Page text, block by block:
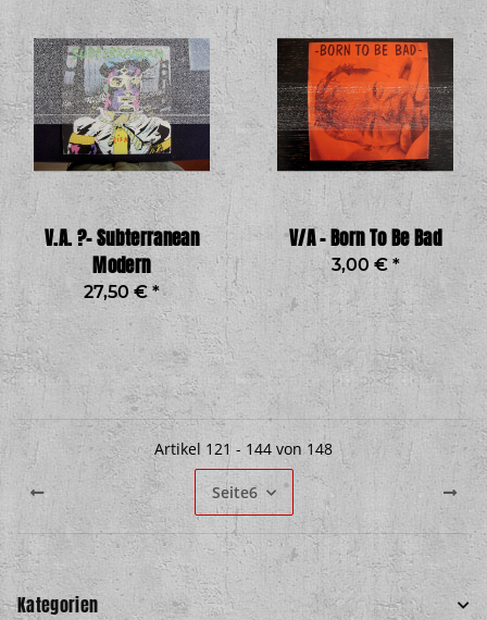
V.A. ?– Subterranean
Modern
27,50 € *
V/A - Born To Be Bad
3,00 € *
Artikel 121 - 144 von 148
Seite6
Kategorien